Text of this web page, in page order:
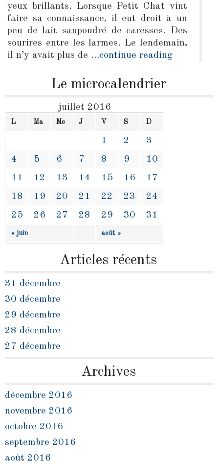
yeux brillants. Lorsque Petit Chat vint
faire sa connaissance, il eut droit à un
peu de lait saupoudré de caresses. Des
sourires entre les larmes. Le lendemain,
il n’y avait plus de …continue reading
Le microcalendrier
juillet 2016
L Ma Me J V S D
« juin août »
1 2
3
4
5 6 7 8 9
10
11
12 13 14 15 16
17
18
19 20 21 22 23
24
25
26 27 28 29 30 31
Articles récents
31 décembre
30 décembre
29 décembre
28 décembre
27 décembre
Archives
décembre 2016
novembre 2016
octobre 2016
septembre 2016
août 2016